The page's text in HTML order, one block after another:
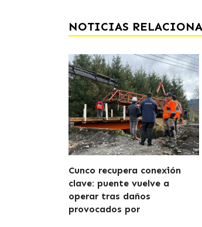
NOTICIAS
Cunco recupera conexión
clave: puente vuelve a
operar tras daños
provocados por